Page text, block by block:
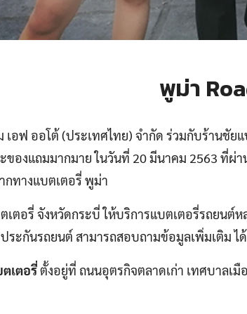
พูม่า
เอฟ ออโต้ (ประเทศไทย) จำกัด ร่วมกับร้านชั
ของแถมมากมาย ในวันที่ 20 มีนาคม 2563 ที่ผ่
กทางแบตเตอรี่ พูม่า
เตอรี่ จังหวัดกระบี่ ให้บริการแบตเตอรี่รถยนต์
ระกันรถยนต์ สามารถสอบถามข้อมูลเพิ่มเติม ไ
เตอรี่ตั้งอยู่ที่ ถนนอุตรกิจตลาดเก่า เทศบาลเมื